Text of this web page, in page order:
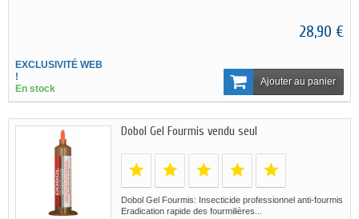
28,90 €
EXCLUSIVITÉ WEB
!
En stock
Ajouter au panier
Dobol Gel Fourmis vendu seul
Dobol Gel Fourmis: Insecticide professionnel anti-fourmis
Eradication rapide des fourmilières...